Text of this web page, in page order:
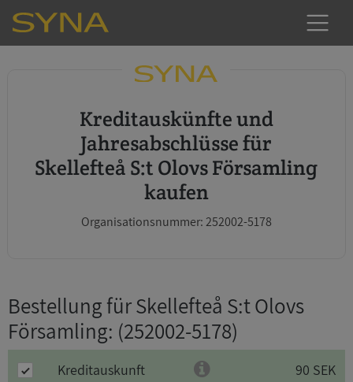
Kreditauskünfte und
Jahresabschlüsse für
Skellefteå S:t Olovs Församling
kaufen
Organisationsnummer: 252002-5178
Bestellung für Skellefteå S:t Olovs
Församling: (252002-5178)
Kreditauskunft 90 SEK